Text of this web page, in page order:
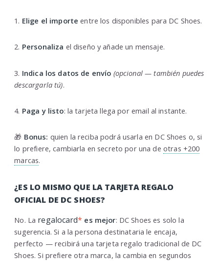
1. Elige el importe entre los disponibles para DC Shoes.
2. Personaliza el diseño y añade un mensaje.
3. Indica los datos de envío (opcional — también puedes
descargarla tú).
4. Paga y listo: la tarjeta llega por email al instante.
🎁 Bonus: quien la reciba podrá usarla en DC Shoes o, si
lo prefiere, cambiarla en secreto por una de otras +200
marcas.
¿ES LO MISMO QUE LA TARJETA REGALO
OFICIAL DE DC SHOES?
No. La regalocard* es mejor: DC Shoes es solo la
sugerencia. Si a la persona destinataria le encaja,
perfecto — recibirá una tarjeta regalo tradicional de DC
Shoes. Si prefiere otra marca, la cambia en segundos